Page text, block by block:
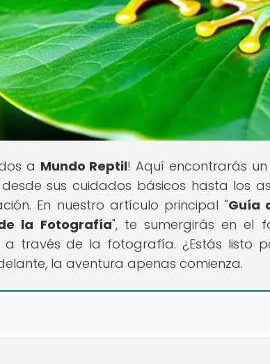
a Mundo Reptil! Aquí encontrarás
desde sus cuidados básicos hasta los
En nuestro artículo principal "Guía
la Fotografía", te sumergirás en el
a través de la fotografía. ¿Estás listo
la aventura apenas comienza.